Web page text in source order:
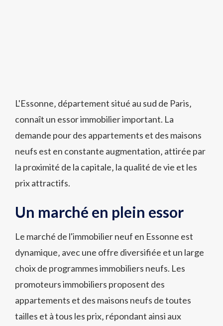
L'Essonne‚ département situé au sud de Paris‚
connaît un essor immobilier important. La
demande pour des appartements et des maisons
neufs est en constante augmentation‚ attirée par
la proximité de la capitale‚ la qualité de vie et les
prix attractifs.
Un marché en plein essor
Le marché de l'immobilier neuf en Essonne est
dynamique‚ avec une offre diversifiée et un large
choix de programmes immobiliers neufs. Les
promoteurs immobiliers proposent des
appartements et des maisons neufs de toutes
tailles et à tous les prix‚ répondant ainsi aux